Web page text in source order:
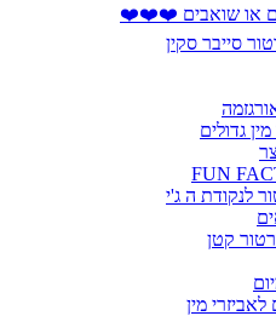
או שואבים ❤️❤️❤️
סייבר סקין
גדולים
קטן
מין